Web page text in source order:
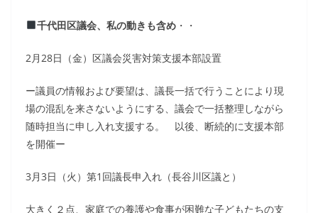
千代田区議会、私の動きも含め・・
2月28日（金）区議会災害対策支援本部設置
ー議員の情報および要望は、議長一括で行うことにより現
場の混乱を来さないようにする、議会で一括整理しながら
随時担当に申し入れ支援する。 以後、断続的に支援本部
を開催ー
3月3日（火）第1回議長申入れ（長谷川区議と）
大きく２点、家庭での養護や食事が困難な子どもたちの支